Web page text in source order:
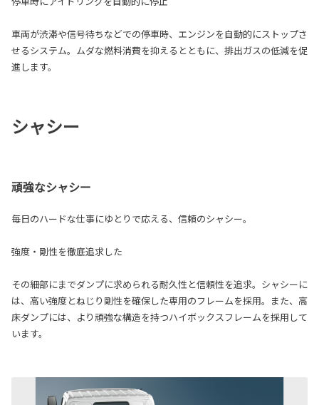
車両が渋滞や信号待ちなどでの停車時、エンジンを自動的にストップさ
せるシステム。ムダな燃料消費を抑えるとともに、排出ガスの低減を促
進します。
シャシー
頑強なシャシー
毎日のハードな仕事にゆとりで応える、信頼のシャシー。
強度・剛性を徹底追求した
その細部にまでダンプに求められる耐久性と信頼性を追求。シャシーに
は、高い強度とねじり剛性を確保した専用のフレームを採用。また、高
床ダンプには、より頑強な構造を持つハイボックスフレームを採用して
います。